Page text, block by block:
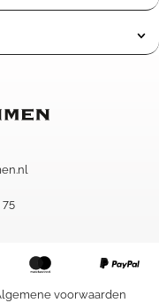
75
voorwaarden
Prijsklasse: